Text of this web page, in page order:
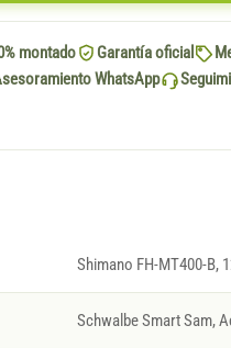
montado Garantía oficial
WhatsApp
Shimano FH-MT400-B,
Schwalbe Smart Sam,